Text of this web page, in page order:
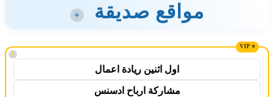
مواقع صديقة +
!
اول اثنين ريادة اعمال
مشاركة ارباح ادسنس